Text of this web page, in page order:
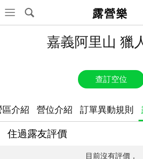
露營樂
嘉義阿里山 獵
查訂空位
區介紹 營位介紹 訂單異動規則
住過露友評價
目前沒有評價，